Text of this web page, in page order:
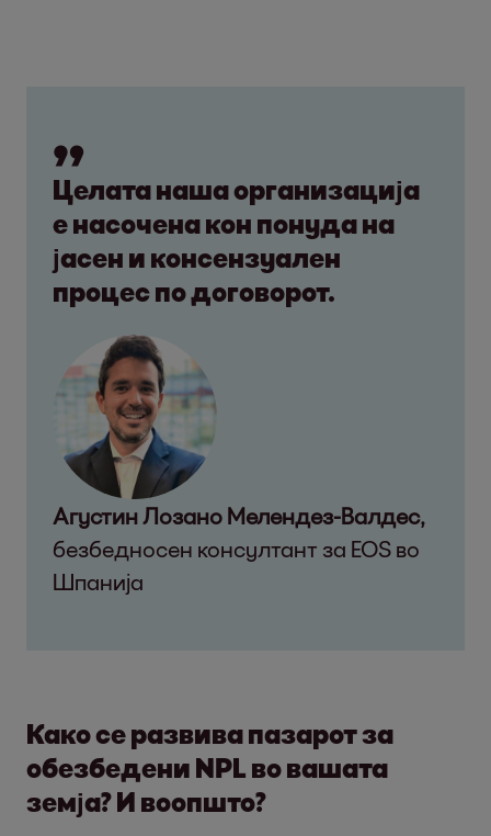
Целата наша организација
е насочена кон понуда на
јасен и консензуален
процес по договорот.
Агустин Лозано Мелендез-Валдес,
безбедносен консултант за EOS во
Шпанија
Како се развива пазарот за
обезбедени NPL во вашата
земја? И воопшто?